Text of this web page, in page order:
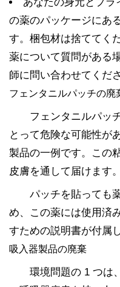
の薬のパッケージにあ
す。梱包材は捨ててく
薬について質問がある
師に問い合わせてくださ
フェンタニルパッチの廃
フェンタニルパッ
とって危険な可能性が
製品の一例です。この
皮膚を通して届けます。
パッチを貼っても
め、この薬には使用済
すための説明書が付属
吸入器製品の廃棄
環境問題の 1 つは